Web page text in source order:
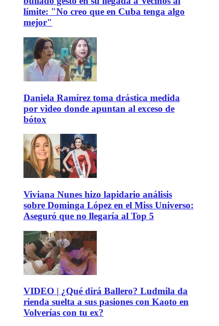
límite: "No creo que en Cuba tenga algo
mejor"
Daniela Ramírez toma drástica medida
por video donde apuntan al exceso de
bótox
Viviana Nunes hizo lapidario análisis
sobre Dominga López en el Miss Universo:
Aseguró que no llegaría al Top 5
VIDEO | ¿Qué dirá Ballero? Ludmila da
rienda suelta a sus pasiones con Kaoto en
Volverías con tu ex?